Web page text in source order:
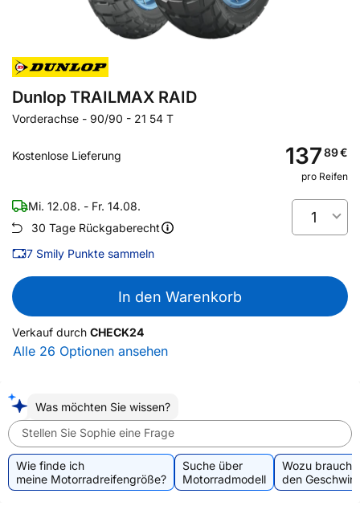
Dunlop TRAILMAX RAID
Vorderachse - 90/90 - 21 54 T
Kostenlose Lieferung 13789€
pro Reifen
Mi. 12.08. - Fr. 14.08.
30 Tage Rückgaberecht
7 Smily Punkte sammeln
1
In den Warenkorb
Verkauf durch CHECK24
Alle 26 Optionen ansehen
Was möchten Sie wissen?
Stellen Sie Sophie eine Frage
Wie finde ich
meine Motorradreifengröße?
Suche über
Motorradmodell
Wozu
den